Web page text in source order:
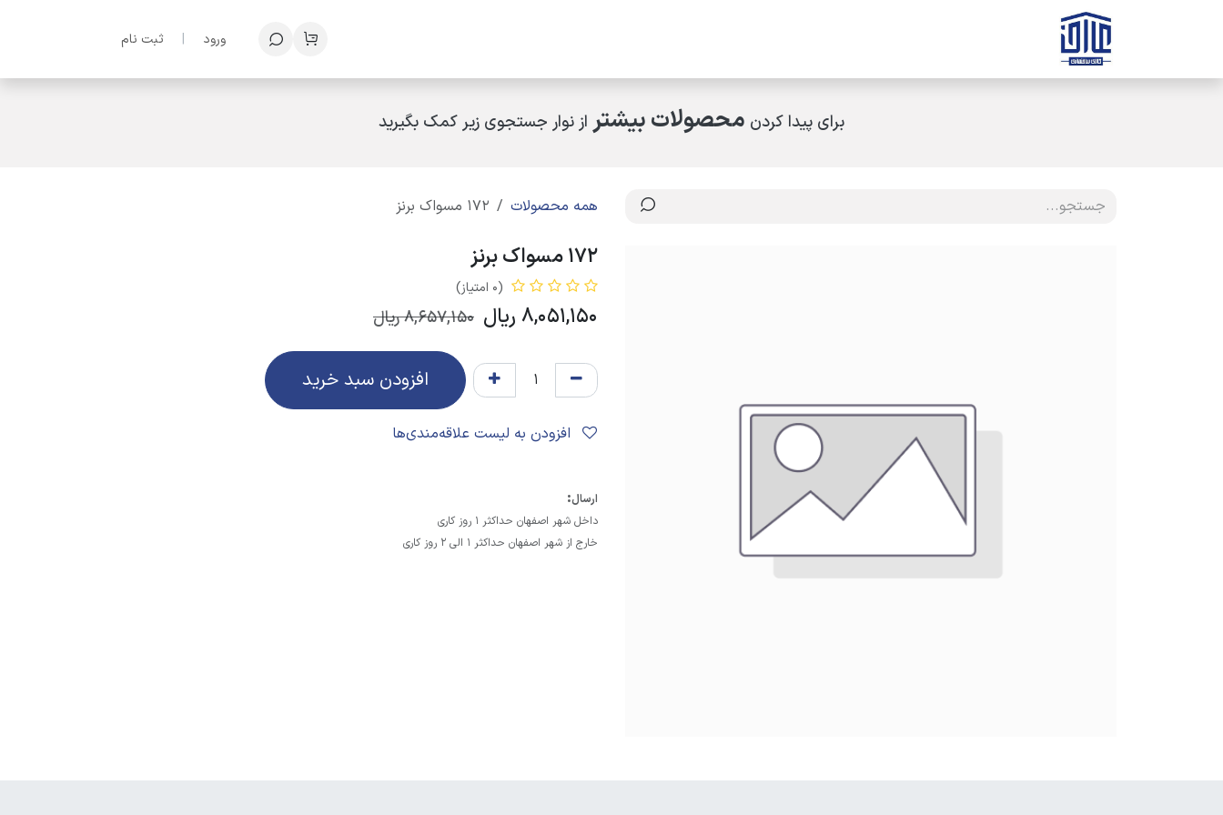
صرف نظر و مشاهده محتوا
ورود | ثبت نام
برای پیدا کردن محصولات بیشتر از نوار جستجوی زیر کمک بگیرید
همه محصولات 172 مسواک برنز
172 مسواک برنز
(0 امتیاز)
8,051,150 ریال 8,657,150ریال
افزودن سبد خرید
ارسال:
داخل شهر اصفهان حداکثر 1 روز کاری
خارج از شهر اصفهان حداکثر 1 الی 2 روز کاری